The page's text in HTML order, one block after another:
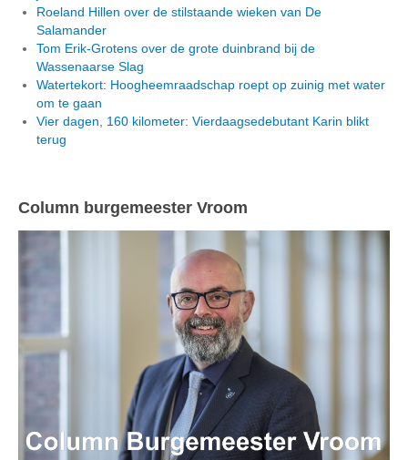
Roeland Hillen over de stilstaande wieken van De
Salamander
Tom Erik-Grotens over de grote duinbrand bij de
Wassenaarse Slag
Watertekort: Hoogheemraadschap roept op zuinig met water
om te gaan
Vier dagen, 160 kilometer: Vierdaagsedebutant Karin blikt
terug
Column burgemeester Vroom